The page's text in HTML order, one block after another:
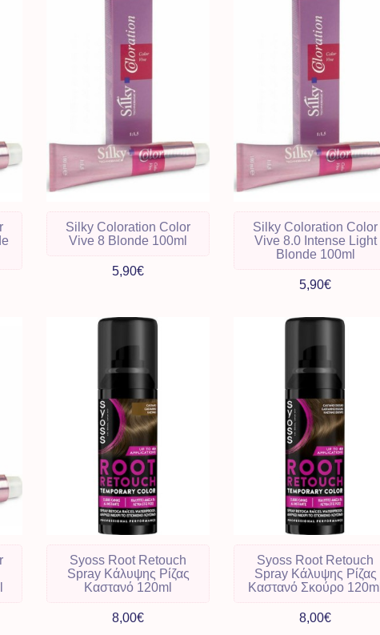
Silky Coloration Color
Vive 8 Blonde 100ml
5,90€
Silky Coloration Color
Vive 8.0 Intense Light
Blonde 100ml
5,90€
Syoss Root Retouch
Spray Κάλυψης Ρίζας
Καστανό 120ml
8,00€
Syoss Root Retouch
Spray Κάλυψης Ρίζας
Καστανό Σκούρο 120ml
8,00€